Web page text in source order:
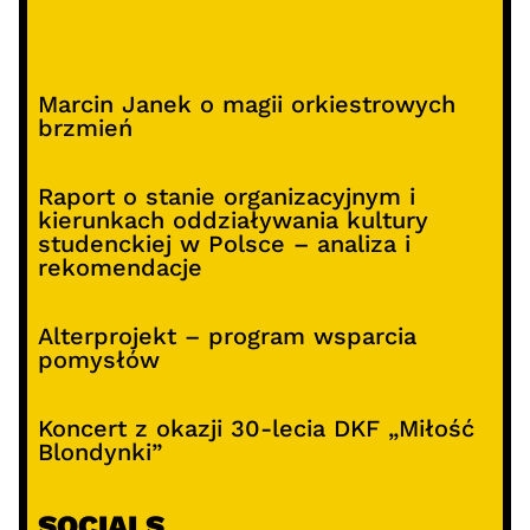
Marcin Janek o magii orkiestrowych
brzmień
Raport o stanie organizacyjnym i
kierunkach oddziaływania kultury
studenckiej w Polsce – analiza i
rekomendacje
Alterprojekt – program wsparcia
pomysłów
Koncert z okazji 30-lecia DKF „Miłość
Blondynki”